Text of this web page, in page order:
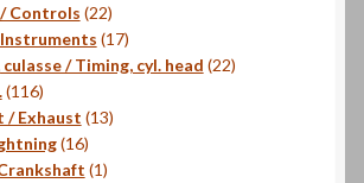
produits
Controls 2222
produits
1717
produits
/ Timing, cyl. head 2222
116116
produits
/ Exhaust 1313
1616
produits
11